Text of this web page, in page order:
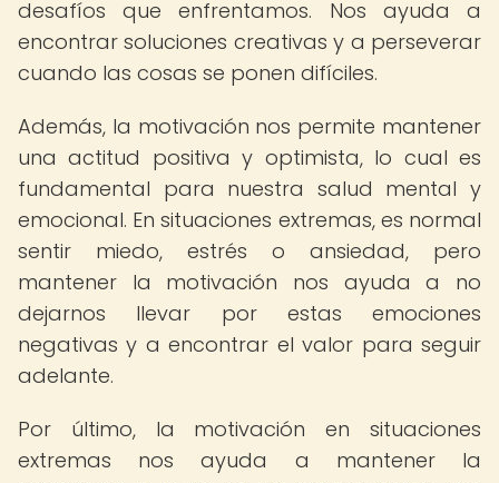
desafíos que enfrentamos. Nos ayuda a
encontrar soluciones creativas y a perseverar
cuando las cosas se ponen difíciles.
Además, la motivación nos permite mantener
una actitud positiva y optimista, lo cual es
fundamental para nuestra salud mental y
emocional. En situaciones extremas, es normal
sentir miedo, estrés o ansiedad, pero
mantener la motivación nos ayuda a no
dejarnos llevar por estas emociones
negativas y a encontrar el valor para seguir
adelante.
Por último, la motivación en situaciones
extremas nos ayuda a mantener la